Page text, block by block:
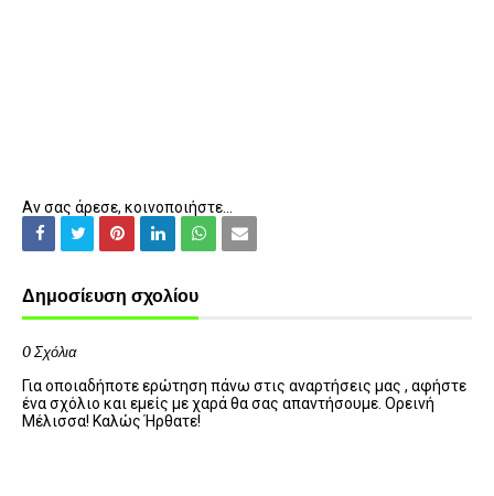
Αν σας άρεσε, κοινοποιήστε...
Δημοσίευση σχολίου
0 Σχόλια
Για οποιαδήποτε ερώτηση πάνω στις αναρτήσεις μας , αφήστε
ένα σχόλιο και εμείς με χαρά θα σας απαντήσουμε. Ορεινή
Μέλισσα! Καλώς Ήρθατε!